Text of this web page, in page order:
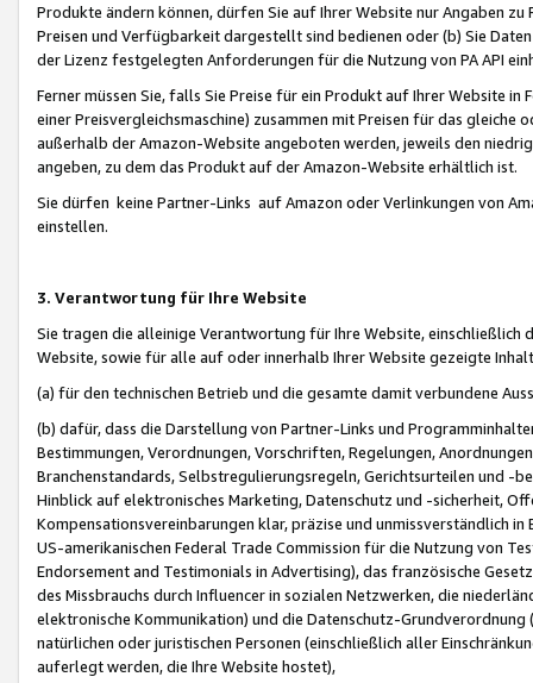
Produkte ändern können, dürfen Sie auf Ihrer Website nur Angaben
Preisen und Verfügbarkeit dargestellt sind bedienen oder (b) Sie
der Lizenz festgelegten Anforderungen für die Nutzung von PA API
Ferner müssen Sie, falls Sie Preise für ein Produkt auf Ihrer Website
einer Preisvergleichsmaschine) zusammen mit Preisen für das
außerhalb der Amazon-Website angeboten werden, jeweils den
angeben, zu dem das Produkt auf der Amazon-Website erhältlich ist.
Sie dürfen keine Partner-Links auf Amazon oder Verlinkungen von
einstellen.
3. Verantwortung für Ihre Website
Sie tragen die alleinige Verantwortung für Ihre Website,
Website, sowie für alle auf oder innerhalb Ihrer Website gezeigte
(a) für den technischen Betrieb und die gesamte damit verbundene
(b) dafür, dass die Darstellung von Partner-Links und
Bestimmungen, Verordnungen, Vorschriften, Regelungen,
Branchenstandards, Selbstregulierungsregeln, Gerichtsurteilen und -
Hinblick auf elektronisches Marketing, Datenschutz und -sicherheit,
Kompensationsvereinbarungen klar, präzise und unmissverständlich
US-amerikanischen Federal Trade Commission für die Nutzung von
Endorsement and Testimonials in Advertising), das französische
des Missbrauchs durch Influencer in sozialen Netzwerken, die
elektronische Kommunikation) und die Datenschutz-
natürlichen oder juristischen Personen (einschließlich aller
auferlegt werden, die Ihre Website hostet),